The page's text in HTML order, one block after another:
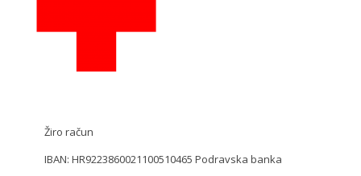
Žiro račun
IBAN: HR9223860021100510465 Podravska banka